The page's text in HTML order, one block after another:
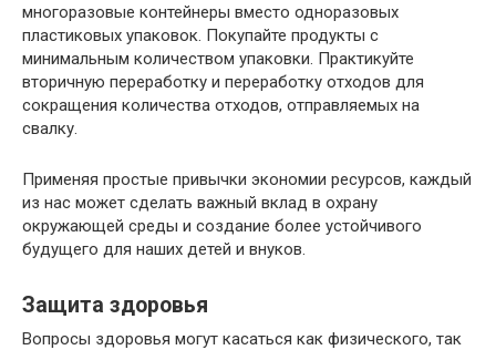
многоразовые контейнеры вместо одноразовых
пластиковых упаковок. Покупайте продукты с
минимальным количеством упаковки. Практикуйте
вторичную переработку и переработку отходов для
сокращения количества отходов, отправляемых на
свалку.
Применяя простые привычки экономии ресурсов, каждый
из нас может сделать важный вклад в охрану
окружающей среды и создание более устойчивого
будущего для наших детей и внуков.
Защита здоровья
Вопросы здоровья могут касаться как физического, так